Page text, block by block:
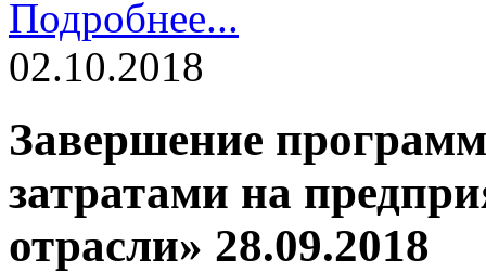
Подробнее...
02.10.2018
Завершение
затратами на
отрасли» 28.09.2018